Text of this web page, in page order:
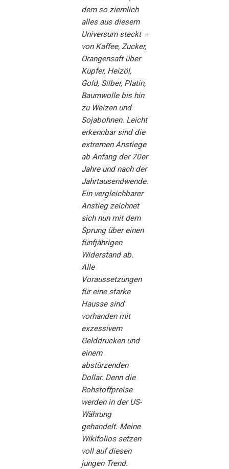
dem so ziemlich
alles aus diesem
Universum steckt –
von Kaffee, Zucker,
Orangensaft über
Kupfer, Heizöl,
Gold, Silber, Platin,
Baumwolle bis hin
zu Weizen und
Sojabohnen. Leicht
erkennbar sind die
extremen Anstiege
ab Anfang der 70er
Jahre und nach der
Jahrtausendwende.
Ein vergleichbarer
Anstieg zeichnet
sich nun mit dem
Sprung über einen
fünfjährigen
Widerstand ab.
Alle
Voraussetzungen
für eine starke
Hausse sind
vorhanden mit
exzessivem
Gelddrucken und
einem
abstürzenden
Dollar. Denn die
Rohstoffpreise
werden in der US-
Währung
gehandelt. Meine
Wikifolios setzen
voll auf diesen
jungen Trend.